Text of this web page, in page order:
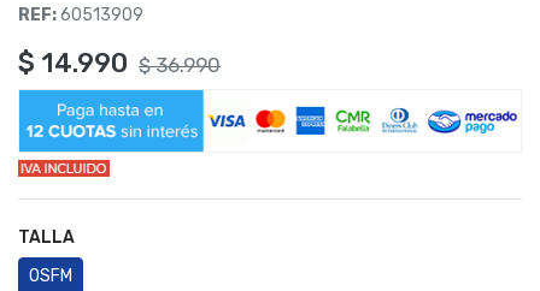
REF:60513909
$ 14.990 $36.990
TALLA
OSFM